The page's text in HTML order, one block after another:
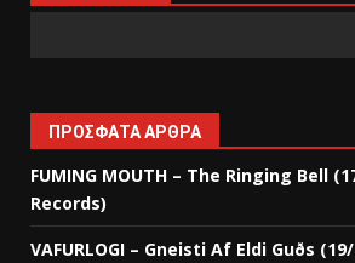
ΠΡΌΣΦΑΤΑ ΆΡΘΡΑ
FUMING MOUTH – The Ringing Bell
Records)
VAFURLOGI – Gneisti Af Eldi Guðs